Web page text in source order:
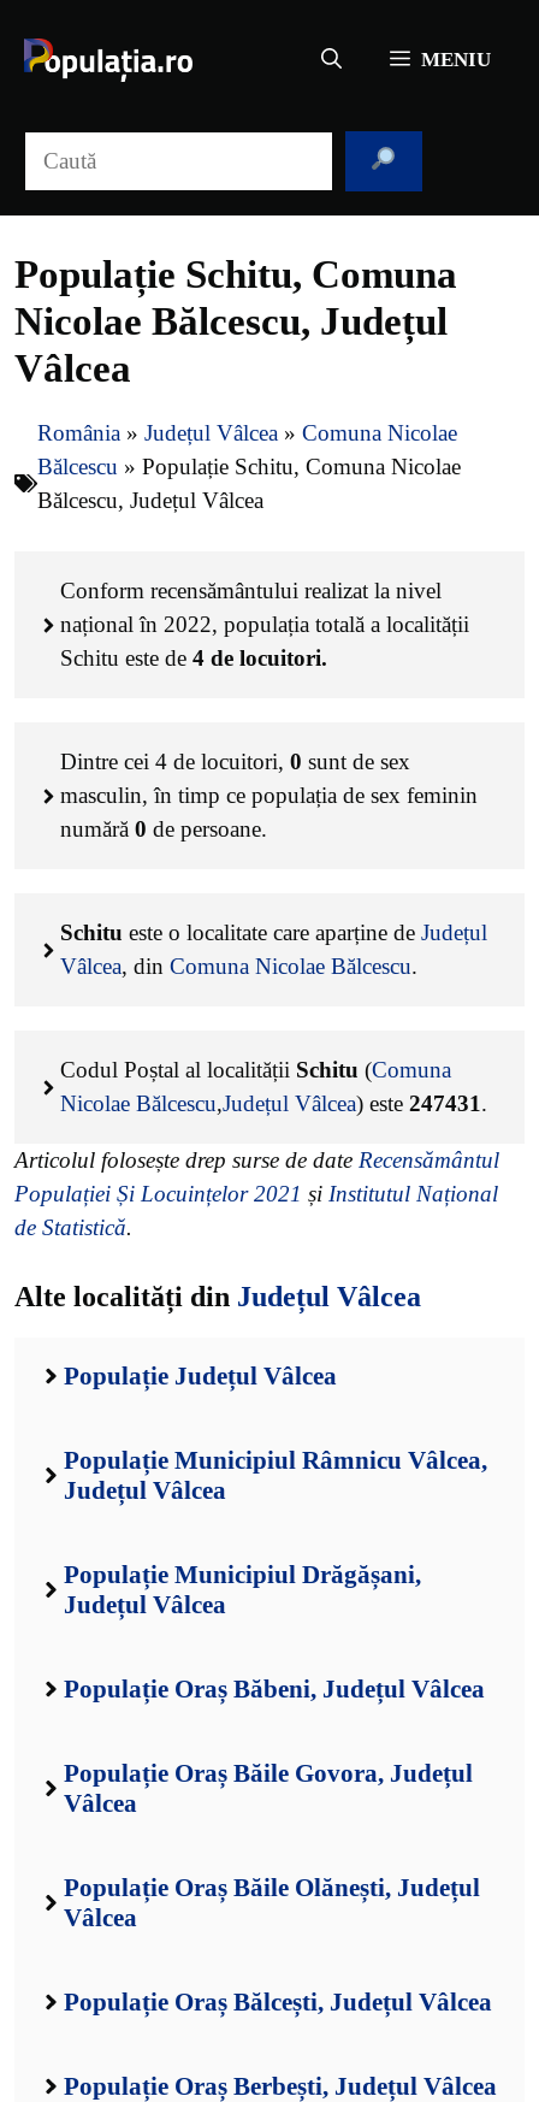
conținut
MENIU
Populație Schitu, Comuna
Nicolae Bălcescu, Județul
Vâlcea
România » Județul Vâlcea » Comuna Nicolae
Bălcescu » Populație Schitu, Comuna Nicolae
Bălcescu, Județul Vâlcea
Conform recensământului realizat la nivel
național în 2022, populația totală a localității
Schitu este de 4 de locuitori.
Dintre cei 4 de locuitori, 0 sunt de sex
masculin, în timp ce populația de sex feminin
numără 0 de persoane.
Schitu este o localitate care aparține de Județul
Vâlcea, din Comuna Nicolae Bălcescu.
Codul Poștal al localității Schitu (Comuna
Nicolae Bălcescu,Județul Vâlcea) este 247431.
Articolul folosește drep surse de date Recensământul
Populației Și Locuințelor 2021 și Institutul Național
de Statistică.
Alte localități din Județul Vâlcea
Populație Județul Vâlcea
Populație Municipiul Râmnicu Vâlcea,
Județul Vâlcea
Populație Municipiul Drăgășani,
Județul Vâlcea
Populație Oraș Băbeni, Județul Vâlcea
Populație Oraș Băile Govora, Județul
Vâlcea
Populație Oraș Băile Olănești, Județul
Vâlcea
Populație Oraș Bălcești, Județul Vâlcea
Populație Oraș Berbești, Județul Vâlcea